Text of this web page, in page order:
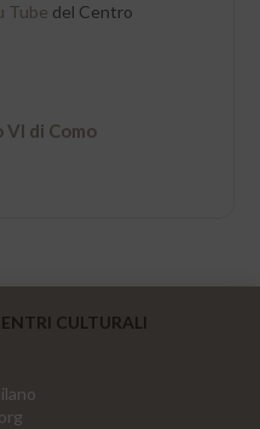
Tube del Centro
di Como
CULTURALI